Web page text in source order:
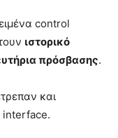
control
ιστορικό
πρόσβασης.
και
interface.